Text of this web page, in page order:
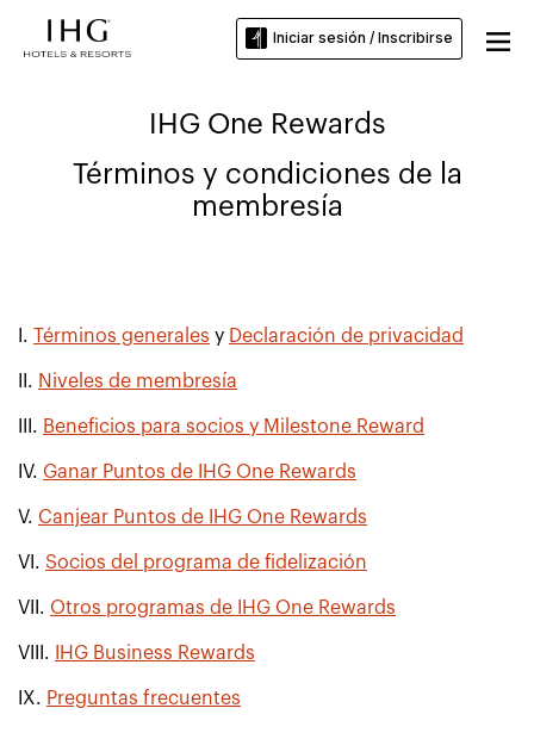
Iniciar sesión / Inscribirse
IHG One Rewards
Términos y condiciones de la
membresía
I. Términos generales y Declaración de privacidad
II. Niveles de membresía
III. Beneficios para socios y Milestone Reward
IV. Ganar Puntos de IHG One Rewards
V. Canjear Puntos de IHG One Rewards
VI. Socios del programa de fidelización
VII. Otros programas de IHG One Rewards
VIII. IHG Business Rewards
IX. Preguntas frecuentes